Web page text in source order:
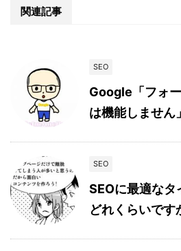
関連記事
SEO
Google「フォ
は機能しません」
SEO
SEOに最適なタ
どれくらいです